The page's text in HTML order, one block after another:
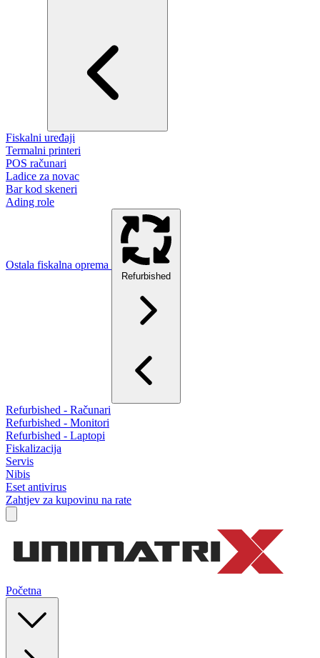
Fiskalni uređaji
Termalni printeri
POS računari
Ladice za novac
Bar kod skeneri
Ading role
Ostala fiskalna oprema
Refurbished
Refurbished - Računari
Refurbished - Monitori
Refurbished - Laptopi
Fiskalizacija
Servis
Nibis
Eset antivirus
Zahtjev za kupovinu na rate
Početna